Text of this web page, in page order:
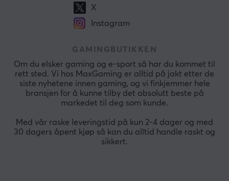
X
Instagram
GAMINGBUTIKKEN
Om du elsker gaming og e-sport så har du kommet til
rett sted. Vi hos MaxGaming er alltid på jakt etter de
siste nyhetene innen gaming, og vi finkjemmer hele
bransjen for å kunne tilby det absolutt beste på
markedet til deg som kunde.
Med vår raske leveringstid på kun 2-4 dager og med
30 dagers åpent kjøp så kan du alltid handle raskt og
sikkert.